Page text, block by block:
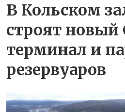
В Кольском
строят
терминал и
резервуаров